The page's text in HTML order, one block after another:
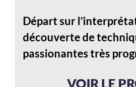
Départ sur
découverte de
passionantes très
VOIR LE